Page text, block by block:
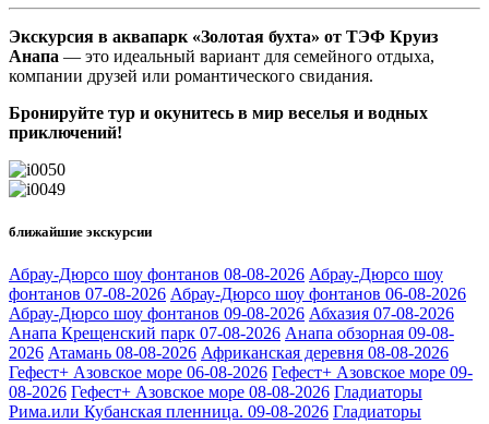
Экскурсия в аквапарк «Золотая бухта» от ТЭФ Круиз
Анапа — это идеальный вариант для семейного отдыха,
компании друзей или романтического свидания.
Бронируйте тур и окунитесь в мир веселья и водных
приключений!
ближайшие экскурсии
Абрау-Дюрсо шоу фонтанов 08-08-2026 Абрау-Дюрсо шоу
фонтанов 07-08-2026 Абрау-Дюрсо шоу фонтанов 06-08-2026
Абрау-Дюрсо шоу фонтанов 09-08-2026 Абхазия 07-08-2026
Анапа Крещенский парк 07-08-2026 Анапа обзорная 09-08-
2026 Атамань 08-08-2026 Африканская деревня 08-08-2026
Гефест+ Азовское море 06-08-2026 Гефест+ Азовское море 09-
08-2026 Гефест+ Азовское море 08-08-2026 Гладиаторы
Рима.или Кубанская пленница. 09-08-2026 Гладиаторы